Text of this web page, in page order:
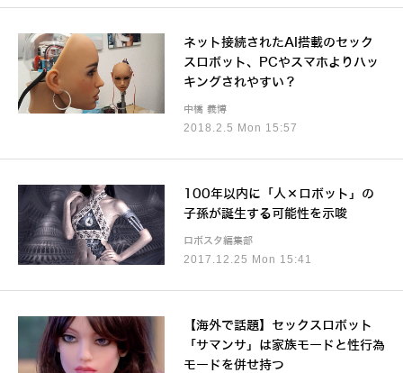
2018.2.5 Mon 15:57
ネット接続されたAI搭載のセック
スロボット、PCやスマホよりハッ
キングされやすい？
中橋 義博
2017.12.25 Mon 15:41
100年以内に「人×ロボット」の
子孫が誕生する可能性を示唆
ロボスタ編集部
【海外で話題】セックスロボット
「サマンサ」は家族モードと性行為
モードを併せ持つ